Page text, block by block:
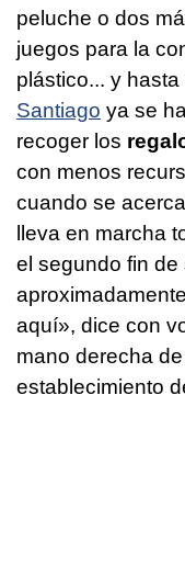
peluche o dos
juegos para la
plástico... y
Santiago ya se
recoger los
con menos
cuando se
lleva en marcha
el segundo fin
aquí», dice con
mano derecha
establecimiento